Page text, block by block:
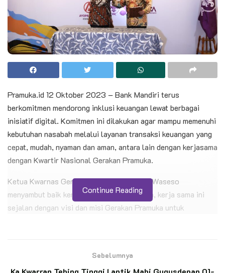
Pramuka.id 12 Oktober 2023 – Bank Mandiri terus
berkomitmen mendorong inklusi keuangan lewat berbagai
inisiatif digital. Komitmen ini dilakukan agar mampu memenuhi
kebutuhan nasabah melalui layanan transaksi keuangan yang
cepat, mudah, nyaman dan aman, antara lain dengan kerjasama
dengan Kwartir Nasional Gerakan Pramuka.
Ketua Kwarnas Gerakan Pramuka kak Budi Waseso
menyambut baik kerja sama ini. Menurutnya, kerja sama ini
sejalan dengan visi dan misi Gerakan Pramuka untuk
Continue Reading
Sebelumnya